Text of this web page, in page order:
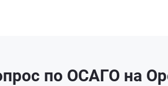
по ОСАГО на